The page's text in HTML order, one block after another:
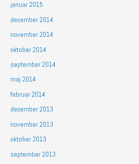
januar 2015
december 2014
november 2014
oktober 2014
september 2014
maj 2014
februar 2014
december 2013
november 2013
oktober 2013
september 2013